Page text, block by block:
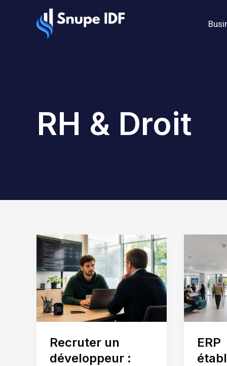
RH & Droit
Recruter un
développeur :
Recruter
un
développeur
:
quelles
compétences
privilégier
un
profil
ERP
recevant
du
public
:
quelles
pour
garantir